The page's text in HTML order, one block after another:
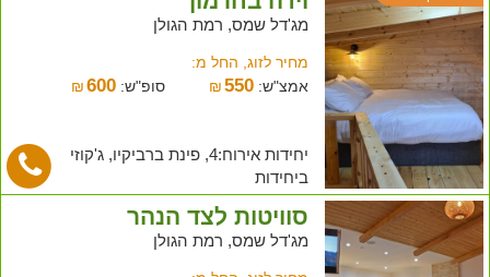
מג'דל שמס, רמת הגולן
מחיר לזוג, החל מ:
אמצ"ש:
₪550 סופ"ש: ₪ 600
יחידות אירוח:4, פינת ברביקיו, ג'קוזי
ביחידות
סוויטות לצד הנהר
מג'דל שמס, רמת הגולן